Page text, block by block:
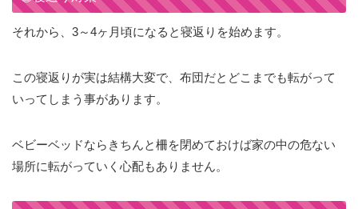
それから、3～4ヶ月頃になると寝返りを始めます。
この寝返りが実は結構大変で、布団だとどこまでも転がって
いってしまう事があります。
ベビーベッドならきちんと柵を閉めておけば家の中の危ない
場所に転がっていく心配もありません。